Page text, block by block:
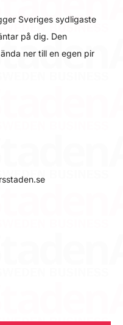
Sveriges sydligaste
på dig. Den
ner till en egen pir